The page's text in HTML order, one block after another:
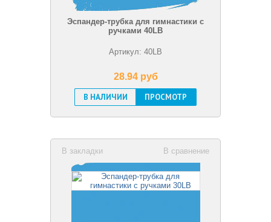
Эспандер-трубка для гимнастики с
ручками 40LB
Артикул: 40LB
28.94 pуб
В НАЛИЧИИ
ПРОСМОТР
В сравнение
В закладки